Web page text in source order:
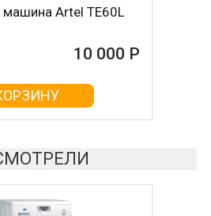
машина Artel TE60L
10 000 Р
машина OPTIMA
10 005 Р